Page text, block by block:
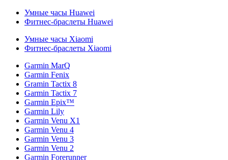
Умные часы Huawei
Фитнес-браслеты Huawei
Умные часы Xiaomi
Фитнес-браслеты Xiaomi
Garmin MarQ
Garmin Fenix
Gramin Tactix 8
Garmin Tactix 7
Garmin Epix™
Garmin Lily
Garmin Venu X1
Garmin Venu 4
Garmin Venu 3
Garmin Venu 2
Garmin Forerunner